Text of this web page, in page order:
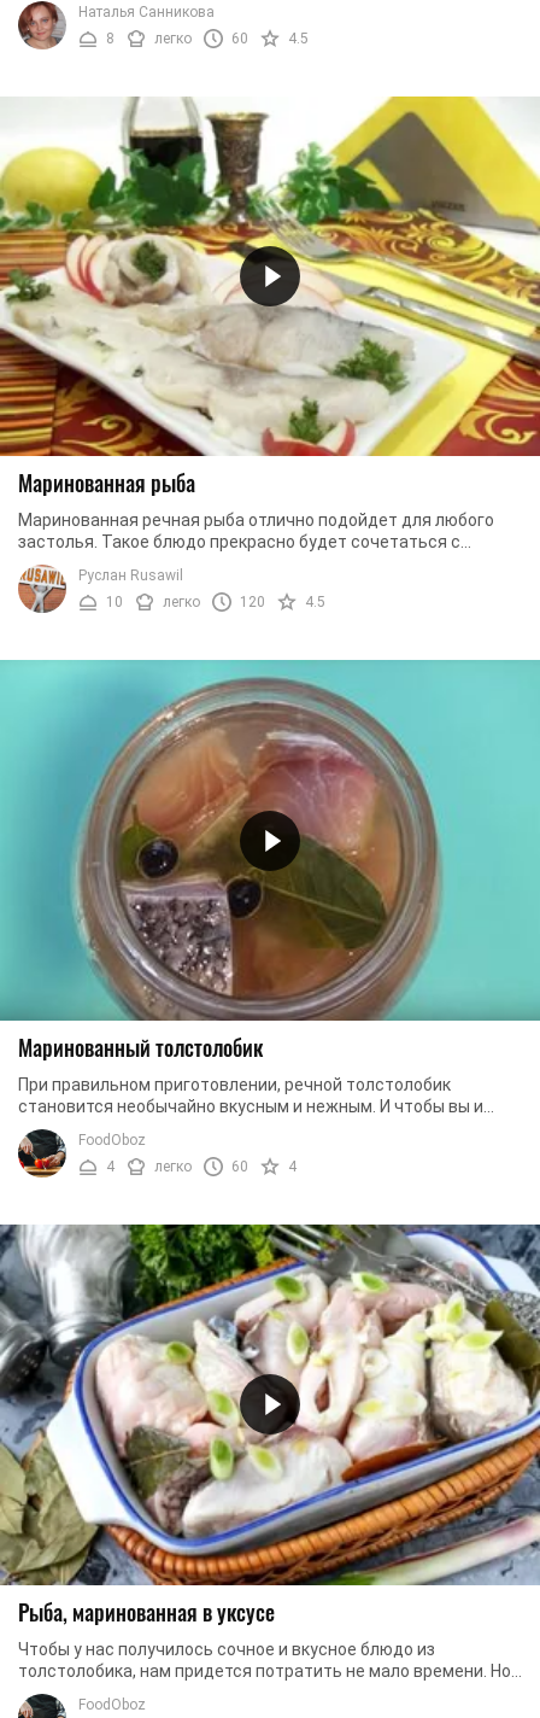
Наталья Санникова
8
легко 60 4.5
Маринованная рыба
Маринованная речная рыба отлично подойдет для любого
застолья. Такое блюдо прекрасно будет сочетаться с
отварным картофелем. Маринад со специями ...
Руслан Rusawil
10
легко 120 4.5
Маринованный толстолобик
При правильном приготовлении, речной толстолобик
становится необычайно вкусным и нежным. И чтобы вы и
ваши родные оценили этот непередаваемый вкус, ...
FoodOboz
4
легко 60 4
Рыба, маринованная в уксусе
Чтобы у нас получилось сочное и вкусное блюдо из
толстолобика, нам придется потратить не мало времени. Но,
в результате, вы получите прекрасную ...
FoodOboz